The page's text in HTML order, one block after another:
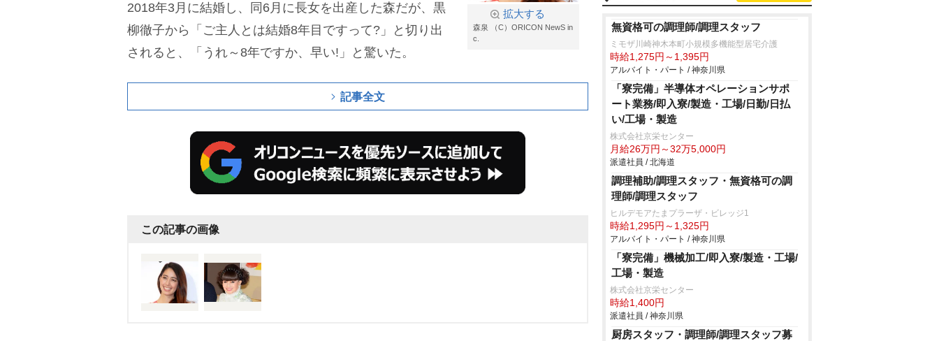
拡大する
森泉 （C）ORICON NewS in
c.
2018年3月に結婚し、同6月に長女を出産した森だが、黒
柳徹子から「ご主人とは結婚8年目ですって?」と切り出
されると、「うれ～8年ですか、早い!」と驚いた。
記事全文
この記事の画像
無資格可の調理師/調理スタッフ
ミモザ川崎神木本町小規模多機能型居宅介護
時給1,275円～1,395円
アルバイト・パート / 神奈川県
「寮完備」半導体オペレーションサポ
ート業務/即入寮/製造・工場/日勤/日払
い/工場・製造
株式会社京栄センター
月給26万円～32万5,000円
派遣社員 / 北海道
調理補助/調理スタッフ・無資格可の調
理師/調理スタッフ
ヒルデモアたまプラーザ・ビレッジ1
時給1,295円～1,325円
アルバイト・パート / 神奈川県
「寮完備」機械加工/即入寮/製造・工場/
工場・製造
株式会社京栄センター
時給1,400円
派遣社員 / 神奈川県
厨房スタッフ・調理師/調理スタッフ募